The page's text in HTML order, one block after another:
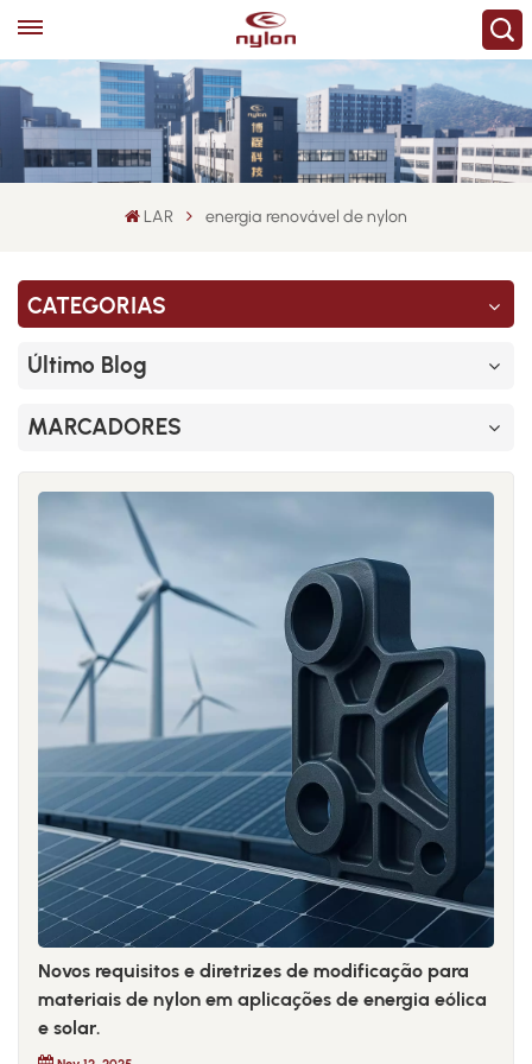
LAR energia renovável de nylon
CATEGORIAS
Último Blog
MARCADORES
Novos requisitos e diretrizes de modificação para
materiais de nylon em aplicações de energia eólica
e solar.